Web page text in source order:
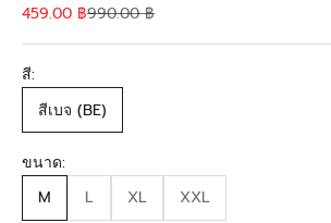
Sale price
459.00 ฿Regular price
990.00 ฿
สี:
สีเบจ (BE)
ขนาด:
M
L XL XXL